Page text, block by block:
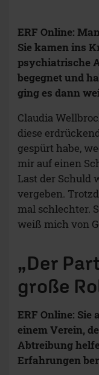
ERF Online:
Sie kamen ins
psychiatrische
begegnet und
ging es dann
Claudia
diese
gespürt habe,
mir auf einen
Last der Schuld
vergeben.
mal schlechter.
weiß mich von
„Der
große
ERF Online: Sie
einem Verein,
Abtreibung
Erfahrungen